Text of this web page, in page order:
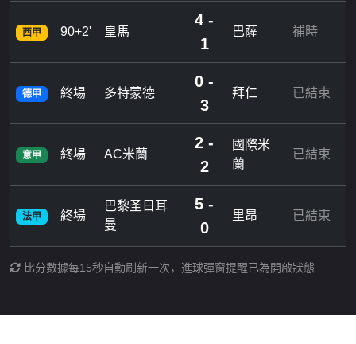
西甲 90+2' 皇馬
4 -
1
巴薩 補時
德甲 終場 多特蒙德
0 -
3
拜仁 已結束
意甲 終場 AC米蘭
2 -
2
國際米
蘭
已結束
法甲 終場
巴黎圣日耳
曼
5 -
0
里昂 已結束
比分數據每15秒自動刷新一次，進球彈窗提醒已為開啟狀態